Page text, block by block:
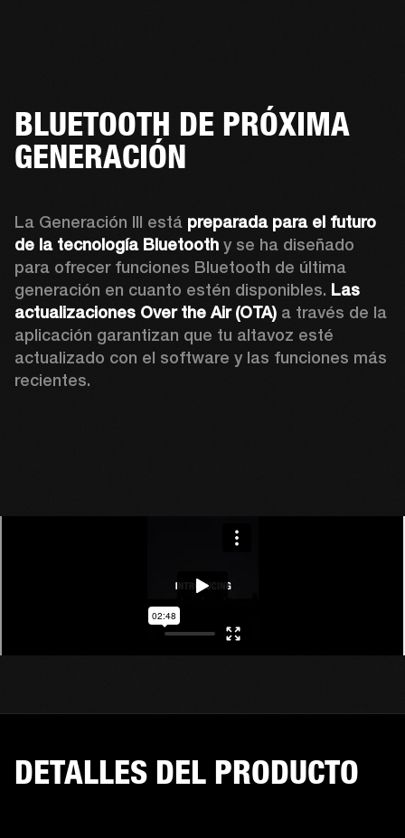
BLUETOOTH DE PRÓXIMA
GENERACIÓN
La Generación III está preparada para el futuro
de la tecnología Bluetooth y se ha diseñado
para ofrecer funciones Bluetooth de última
generación en cuanto estén disponibles. Las
actualizaciones Over the Air (OTA) a través de la
aplicación garantizan que tu altavoz esté
actualizado con el software y las funciones más
recientes.
DETALLES DEL PRODUCTO